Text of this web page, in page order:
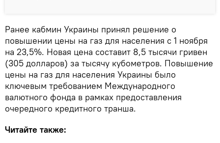
Ранее кабмин Украины принял решение о
повышении цены на газ для населения с 1 ноября
на 23,5%. Новая цена составит 8,5 тысячи гривен
(305 долларов) за тысячу кубометров. Повышение
цены на газ для населения Украины было
ключевым требованием Международного
валютного фонда в рамках предоставления
очередного кредитного транша.
Читайте также: